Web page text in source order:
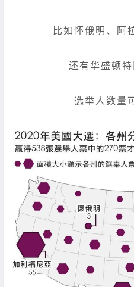
比如怀俄明、阿
还有华盛顿特
选举人数量